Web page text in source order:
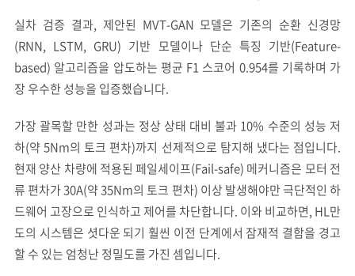
실차 검증 결과, 제안된 MVT-GAN 모델은 기존의 순환 신경망
(RNN, LSTM, GRU) 기반 모델이나 단순 특징 기반(Feature-
based) 알고리즘을 압도하는 평균 F1 스코어 0.954를 기록하며 가
장 우수한 성능을 입증했습니다.
가장 괄목할 만한 성과는 정상 상태 대비 불과 10% 수준의 성능 저
하(약 5Nm의 토크 편차)까지 선제적으로 탐지해 냈다는 점입니다.
현재 양산 차량에 적용된 페일세이프(Fail-safe) 메커니즘은 모터 전
류 편차가 30A(약 35Nm의 토크 편차) 이상 발생해야만 극단적인 하
드웨어 고장으로 인식하고 제어를 차단합니다. 이와 비교하면, HL만
도의 시스템은 셧다운 되기 훨씬 이전 단계에서 잠재적 결함을 경고
할 수 있는 엄청난 정밀도를 가진 셈입니다.